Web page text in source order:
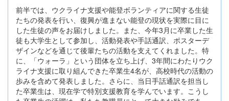
前半では、ウクライナ支援や能登ボランティアに関する生徒
たちの発表を行い、復興が進まない能登の現状を実際に目に
した生徒の声をお届けしました。また、今年3月に卒業した生
徒も大学生として参加し、活動発表や手話通訳、ポスターデ
ザインなどを通じて後輩たちの活動を支えてくれました。特
に、「ウォーラ」という団体を立ち上げ、3年間にわたりウク
ライナ支援に取り組んできた卒業生4名が、高校時代の活動の
歩みを含めて発表しました。さらに、当日手話通訳を担当し
た卒業生は、現在学で特別支援教育を学んでいます。こうし